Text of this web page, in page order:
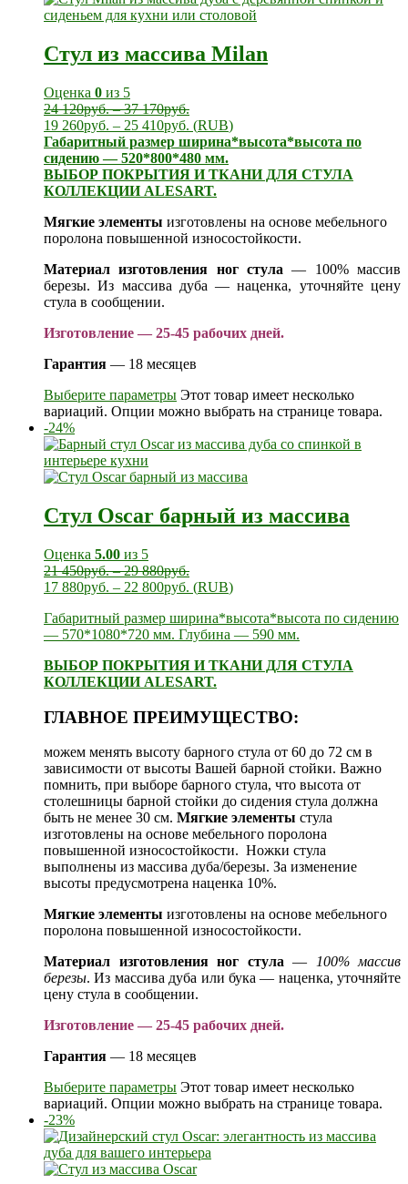
Стул из массива Milan
Оценка 0 из 5
24 120руб.–37 170руб.
19 260руб. – 25 410руб. (RUB)
Габаритный размер ширина*высота*высота по
сидению — 520*800*480 мм.
ВЫБОР ПОКРЫТИЯ И ТКАНИ ДЛЯ СТУЛА
КОЛЛЕКЦИИ ALESART.
Мягкие элементы изготовлены на основе мебельного
поролона повышенной износостойкости.
Материал изготовления ног стула — 100% массив
березы. Из массива дуба — наценка, уточняйте цену
стула в сообщении.
Изготовление — 25-45 рабочих дней.
Гарантия — 18 месяцев
Выберите параметры Этот товар имеет несколько
вариаций. Опции можно выбрать на странице товара.
-24%
Стул Oscar барный из массива
Оценка 5.00 из 5
21 450руб.–29 880руб.
17 880руб. – 22 800руб. (RUB)
Габаритный размер ширина*высота*высота по сидению
— 570*1080*720 мм. Глубина — 590 мм.
ВЫБОР ПОКРЫТИЯ И ТКАНИ ДЛЯ СТУЛА
КОЛЛЕКЦИИ ALESART.
ГЛАВНОЕ ПРЕИМУЩЕСТВО:
можем менять высоту барного стула от 60 до 72 см в
зависимости от высоты Вашей барной стойки. Важно
помнить, при выборе барного стула, что высота от
столешницы барной стойки до сидения стула должна
быть не менее 30 см. Мягкие элементы стула
изготовлены на основе мебельного поролона
повышенной износостойкости. Ножки стула
выполнены из массива дуба/березы. За изменение
высоты предусмотрена наценка 10%.
Мягкие элементы изготовлены на основе мебельного
поролона повышенной износостойкости.
Материал изготовления ног стула —
100% массив
березы. Из массива дуба или бука — наценка, уточняйте
цену стула в сообщении.
Изготовление — 25-45 рабочих дней.
Гарантия — 18 месяцев
Выберите параметры Этот товар имеет несколько
вариаций. Опции можно выбрать на странице товара.
-23%